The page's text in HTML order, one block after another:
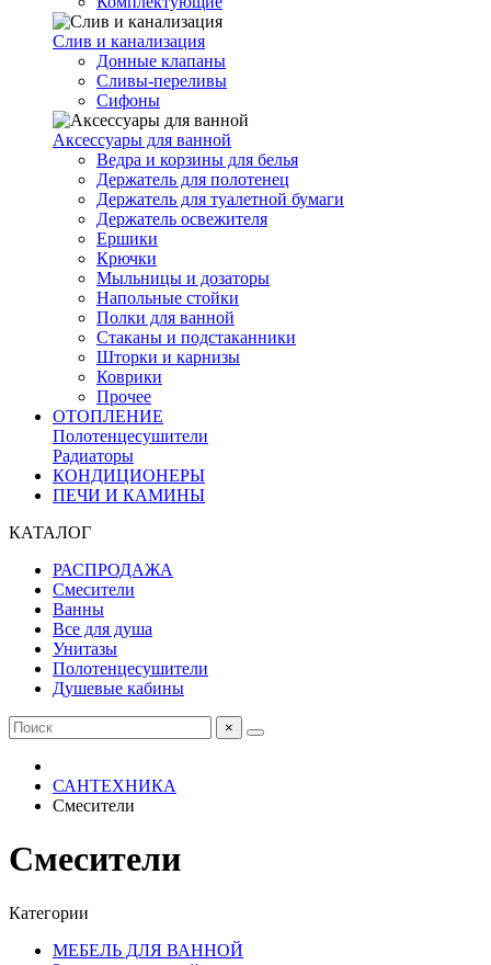
Слив и канализация
Донные клапаны
Сливы-переливы
Сифоны
Аксессуары для ванной
Ведра и корзины для белья
Держатель для полотенец
Держатель для туалетной бумаги
Держатель освежителя
Ершики
Крючки
Мыльницы и дозаторы
Напольные стойки
Полки для ванной
Стаканы и подстаканники
Шторки и карнизы
Коврики
Прочее
ОТОПЛЕНИЕ
Полотенцесушители
Радиаторы
КОНДИЦИОНЕРЫ
ПЕЧИ И КАМИНЫ
КАТАЛОГ
РАСПРОДАЖА
Смесители
Ванны
Все для душа
Унитазы
Полотенцесушители
Душевые кабины
×
САНТЕХНИКА
Смесители
Смесители
Категории
МЕБЕЛЬ ДЛЯ ВАННОЙ